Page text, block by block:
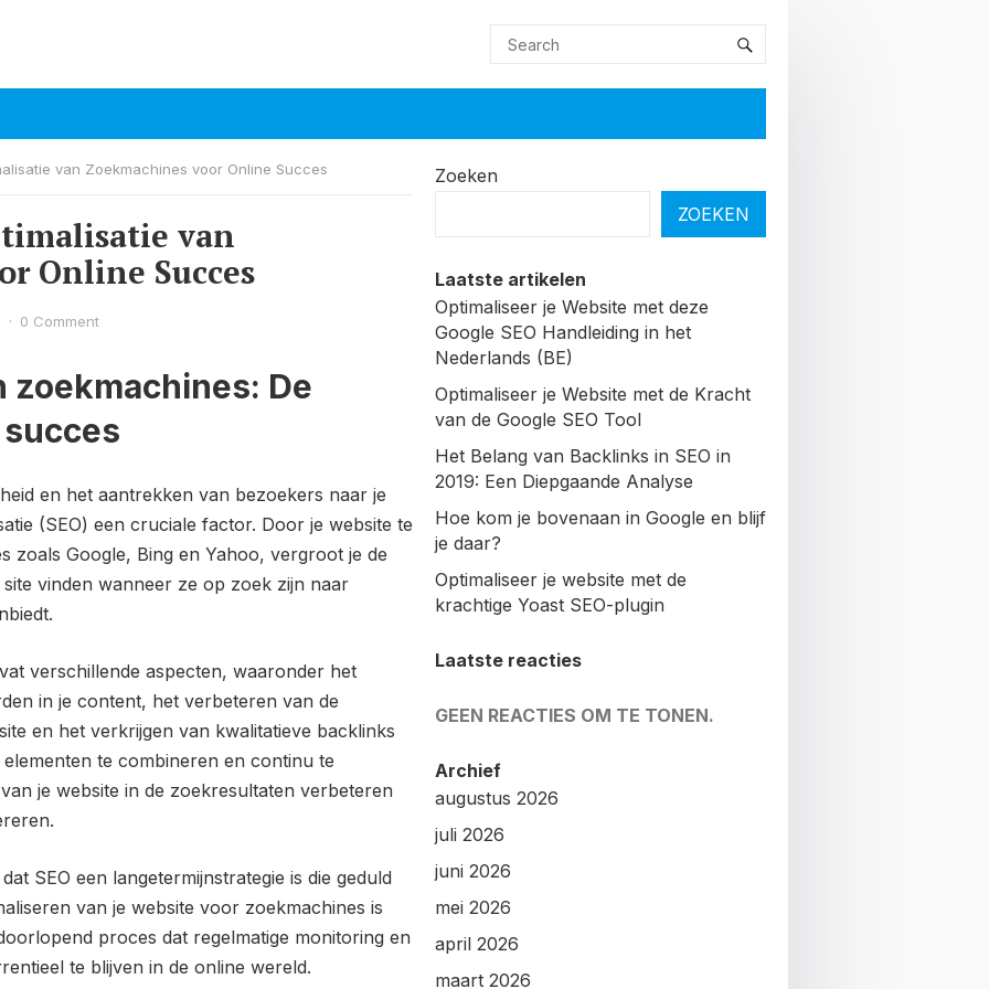
van Zoekmachines voor Online Succes
van
Online Succes
· 0 Comment
zoekmachines: De
en het aantrekken van bezoekers naar je
(SEO) een cruciale factor. Door je website te
zoals Google, Bing en Yahoo, vergroot je de
vinden wanneer ze op zoek zijn naar
verschillende aspecten, waaronder het
in je content, het verbeteren van de
en het verkrijgen van kwalitatieve backlinks
te combineren en continu te
je website in de zoekresultaten verbeteren
SEO een langetermijnstrategie is die geduld
van je website voor zoekmachines is
proces dat regelmatige monitoring en
te blijven in de online wereld.
Zoeken
ZOEKEN
Laatste artikelen
Optimaliseer je Website met deze
Google SEO Handleiding in het
Nederlands (BE)
Optimaliseer je Website met de Kracht
van de Google SEO Tool
Het Belang van Backlinks in SEO in
2019: Een Diepgaande Analyse
Hoe kom je bovenaan in Google en blijf
je daar?
Optimaliseer je website met de
krachtige Yoast SEO-plugin
Laatste reacties
GEEN REACTIES OM TE TONEN.
Archief
augustus 2026
juli 2026
juni 2026
mei 2026
april 2026
maart 2026